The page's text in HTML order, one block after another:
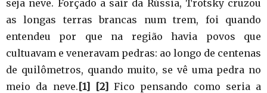
seja neve. Forçado a sair da Rússia, Trotsky cruzou
as longas terras brancas num trem, foi quando
entendeu por que na região havia povos que
cultuavam e veneravam pedras: ao longo de centenas
de quilômetros, quando muito, se vê uma pedra no
meio da neve. [1] [2] Fico pensando como seria a